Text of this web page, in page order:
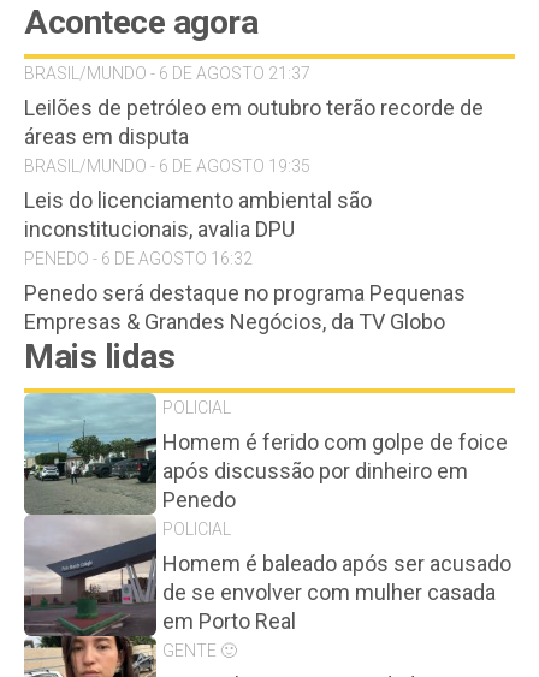
Acontece agora
BRASIL/MUNDO - 6 DE AGOSTO 21:37
Leilões de petróleo em outubro terão recorde de
áreas em disputa
BRASIL/MUNDO - 6 DE AGOSTO 19:35
Leis do licenciamento ambiental são
inconstitucionais, avalia DPU
PENEDO - 6 DE AGOSTO 16:32
Penedo será destaque no programa Pequenas
Empresas & Grandes Negócios, da TV Globo
Mais lidas
POLICIAL
Homem é ferido com golpe de foice
após discussão por dinheiro em
Penedo
POLICIAL
Homem é baleado após ser acusado
de se envolver com mulher casada
em Porto Real
GENTE 🙂